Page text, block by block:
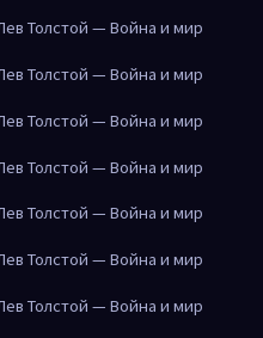
Толстой — Война и мир
Толстой — Война и мир
Толстой — Война и мир
Толстой — Война и мир
Толстой — Война и мир
Толстой — Война и мир
Толстой — Война и мир